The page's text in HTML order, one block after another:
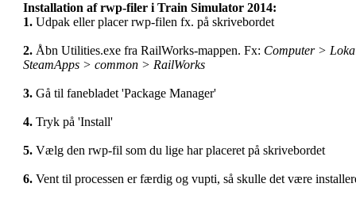
Installation af rwp-filer i Train Simulator 2014:
1. Udpak eller placer rwp-filen fx. på skrivebordet
2. Åbn Utilities.exe fra RailWorks-mappen. Fx: Computer >
SteamApps > common > RailWorks
3. Gå til fanebladet 'Package Manager'
4. Tryk på 'Install'
5. Vælg den rwp-fil som du lige har placeret på skrivebordet
6. Vent til processen er færdig og vupti, så skulle det være